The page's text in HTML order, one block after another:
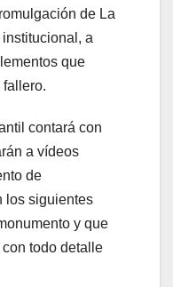
de La
a
que
contará con
a vídeos
de
los siguientes
y que
todo detalle